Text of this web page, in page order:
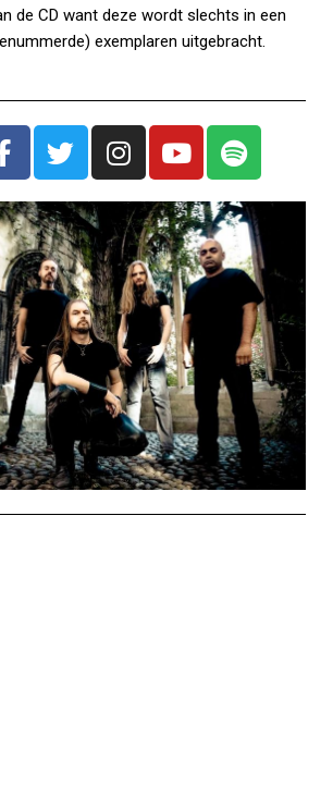
de CD want deze wordt slechts in een
exemplaren uitgebracht.